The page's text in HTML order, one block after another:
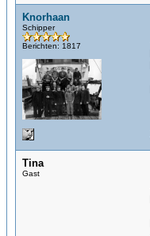
Knorhaan
Schipper
Berichten: 1817
Tina
Gast